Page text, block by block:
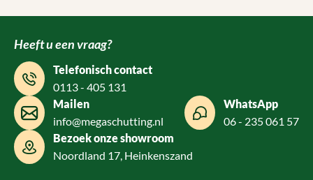
Heeft u een vraag?
Telefonisch contact
0113 - 405 131
Mailen
info@megaschutting.nl
WhatsApp
06 - 235 061 57
Bezoek onze showroom
Noordland 17, Heinkenszand